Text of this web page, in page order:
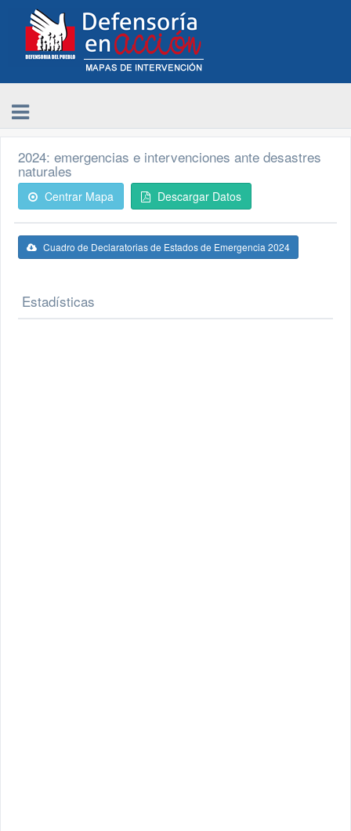
2024: emergencias e intervenciones ante desastres
naturales
Centrar Mapa Descargar Datos
Cuadro de Declaratorias de Estados de Emergencia 2024
Estadísticas